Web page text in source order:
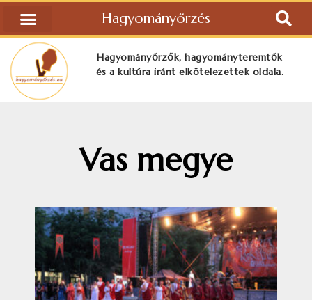
Hagyományőrzés
Hagyományőrzők, hagyományteremtők
és a kultúra iránt elkötelezettek oldala.
Vas megye